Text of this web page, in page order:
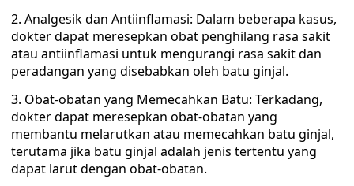
Analgesik dan Antiinflamasi: Dalam beberapa kasus,
dokter dapat meresepkan obat penghilang rasa sakit
atau antiinflamasi untuk mengurangi rasa sakit dan
peradangan yang disebabkan oleh batu ginjal.
Obat-obatan yang Memecahkan Batu: Terkadang,
dokter dapat meresepkan obat-obatan yang
membantu melarutkan atau memecahkan batu ginjal,
terutama jika batu ginjal adalah jenis tertentu yang
dapat larut dengan obat-obatan.